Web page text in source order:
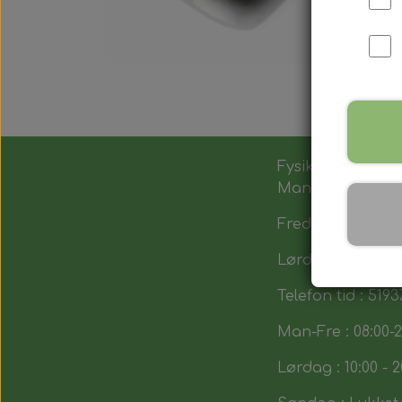
Fysik butik :
Man-Tors : 12:00
Fredag : 14:00 -
Lørdag : 10:00-
Telefon tid :
Man-Fre : 08:00-
Lørdag : 10:00 -